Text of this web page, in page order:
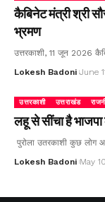
कैबिनेट मंत्री श्री
भ्रमण
उत्तरकाशी, 11 जून 2026
Lokesh Badoni June
उत्तरकाशी उत्तराखंड
लहू से सींचा है
पुरोला उतरकाशी कुछ
Lokesh Badoni May